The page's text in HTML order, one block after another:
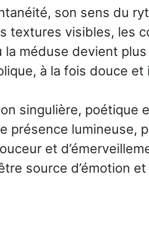
son sens du
visibles, les
méduse devient
à la fois douce et
singulière, poétique
lumineuse,
et
source d’émotion et